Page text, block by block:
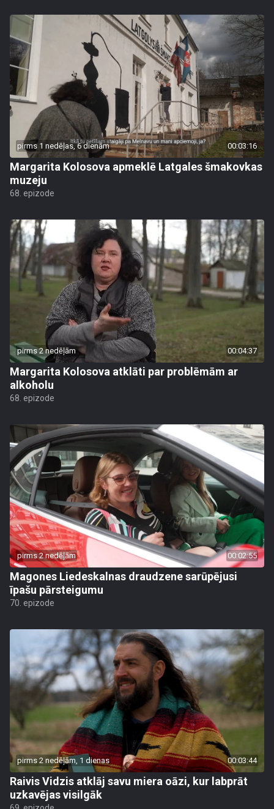
pirms 1 nedēļas, 6 dienām 00:03:16
Margarita Kolosova apmeklē Latgales šmakovkas
muzeju
68. epizode
pirms 2 nedēļām 00:04:37
Margarita Kolosova atklāti par problēmām ar
alkoholu
68. epizode
pirms 2 nedēļām 00:02:55
Magones Liedeskalnas draudzene sarūpējusi
īpašu pārsteigumu
70. epizode
pirms 2 nedēļām, 1 dienas 00:03:44
Raivis Vidzis atklāj savu miera oāzi, kur labprāt
uzkavējas visilgāk